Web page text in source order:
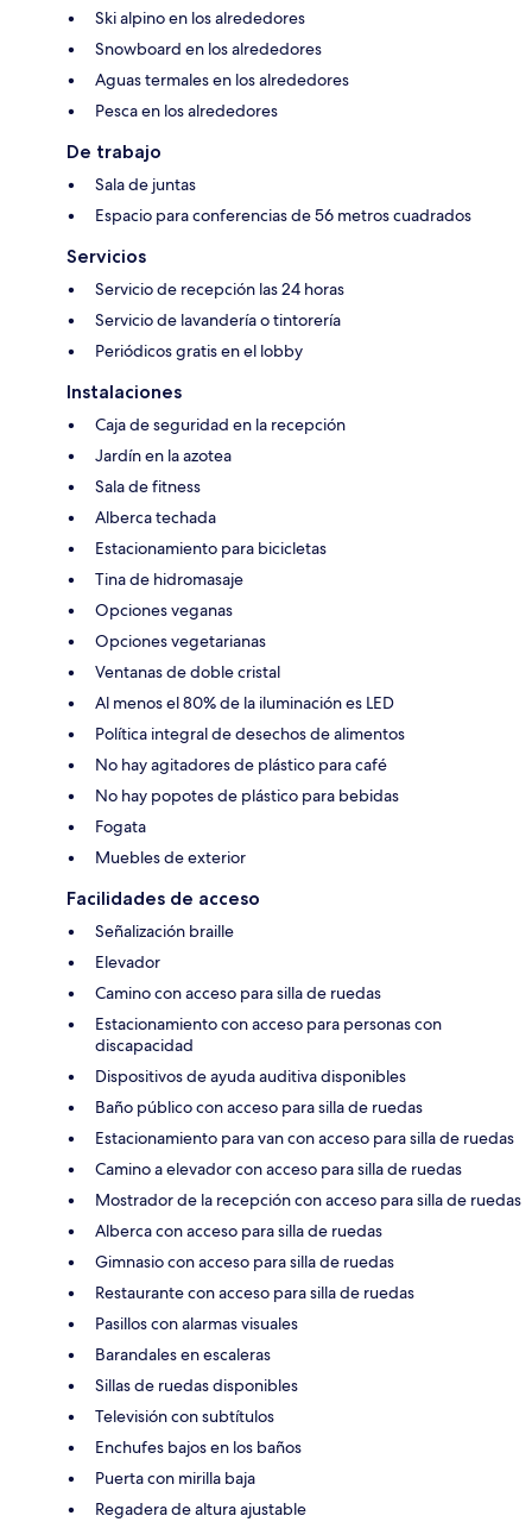
Ski alpino en los alrededores
Snowboard en los alrededores
Aguas termales en los alrededores
Pesca en los alrededores
De trabajo
Sala de juntas
Espacio para conferencias de 56 metros cuadrados
Servicios
Servicio de recepción las 24 horas
Servicio de lavandería o tintorería
Periódicos gratis en el lobby
Instalaciones
Caja de seguridad en la recepción
Jardín en la azotea
Sala de fitness
Alberca techada
Estacionamiento para bicicletas
Tina de hidromasaje
Opciones veganas
Opciones vegetarianas
Ventanas de doble cristal
Al menos el 80% de la iluminación es LED
Política integral de desechos de alimentos
No hay agitadores de plástico para café
No hay popotes de plástico para bebidas
Fogata
Muebles de exterior
Facilidades de acceso
Señalización braille
Elevador
Camino con acceso para silla de ruedas
Estacionamiento con acceso para personas con
discapacidad
Dispositivos de ayuda auditiva disponibles
Baño público con acceso para silla de ruedas
Estacionamiento para van con acceso para silla de ruedas
Camino a elevador con acceso para silla de ruedas
Mostrador de la recepción con acceso para silla de ruedas
Alberca con acceso para silla de ruedas
Gimnasio con acceso para silla de ruedas
Restaurante con acceso para silla de ruedas
Pasillos con alarmas visuales
Barandales en escaleras
Sillas de ruedas disponibles
Televisión con subtítulos
Enchufes bajos en los baños
Puerta con mirilla baja
Regadera de altura ajustable